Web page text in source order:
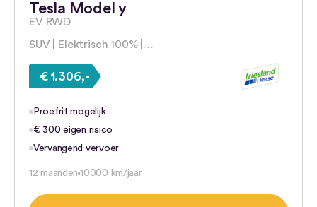
Tesla Model y
EV RWD
SUV | Elektrisch 100% |…
€ 1.306,-
Proefrit mogelijk
€ 300 eigen risico
Vervangend vervoer
12 maanden 10000 km/jaar